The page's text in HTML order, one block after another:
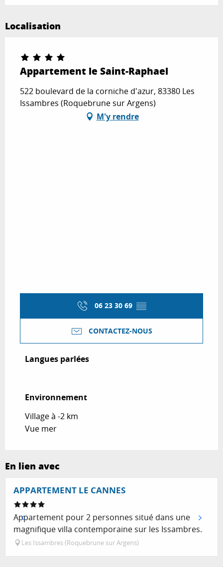
Localisation
Appartement le Saint-Raphael
522 boulevard de la corniche d'azur, 83380 Les
Issambres (Roquebrune sur Argens)
M'y rendre
06 23 30 69 ▒▒
CONTACTEZ-NOUS
Langues parlées
Langues parlées
Environnement
Environnement
Village à -2 km
Vue mer
En lien avec
APPARTEMENT LE CANNES
Appartement pour 2 personnes situé dans une
magnifique villa contemporaine sur les Issambres.
Les Issambres (Roquebrune sur Argens)